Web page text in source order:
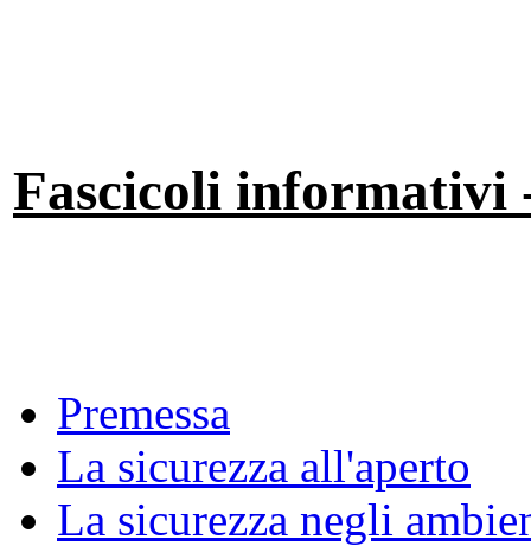
Fascicoli informativi
Premessa
La sicurezza all'aperto
La sicurezza negli